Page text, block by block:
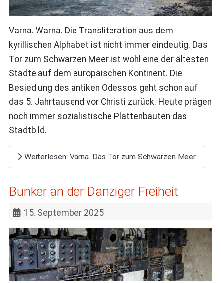
Varna. Warna. Die Transliteration aus dem
kyrillischen Alphabet ist nicht immer eindeutig. Das
Tor zum Schwarzen Meer ist wohl eine der ältesten
Städte auf dem europäischen Kontinent. Die
Besiedlung des antiken Odessos geht schon auf
das 5. Jahrtausend vor Christi zurück. Heute prägen
noch immer sozialistische Plattenbauten das
Stadtbild.
Weiterlesen: Varna. Das Tor zum Schwarzen Meer.
Bunker an der Danziger Freiheit
15. September 2025